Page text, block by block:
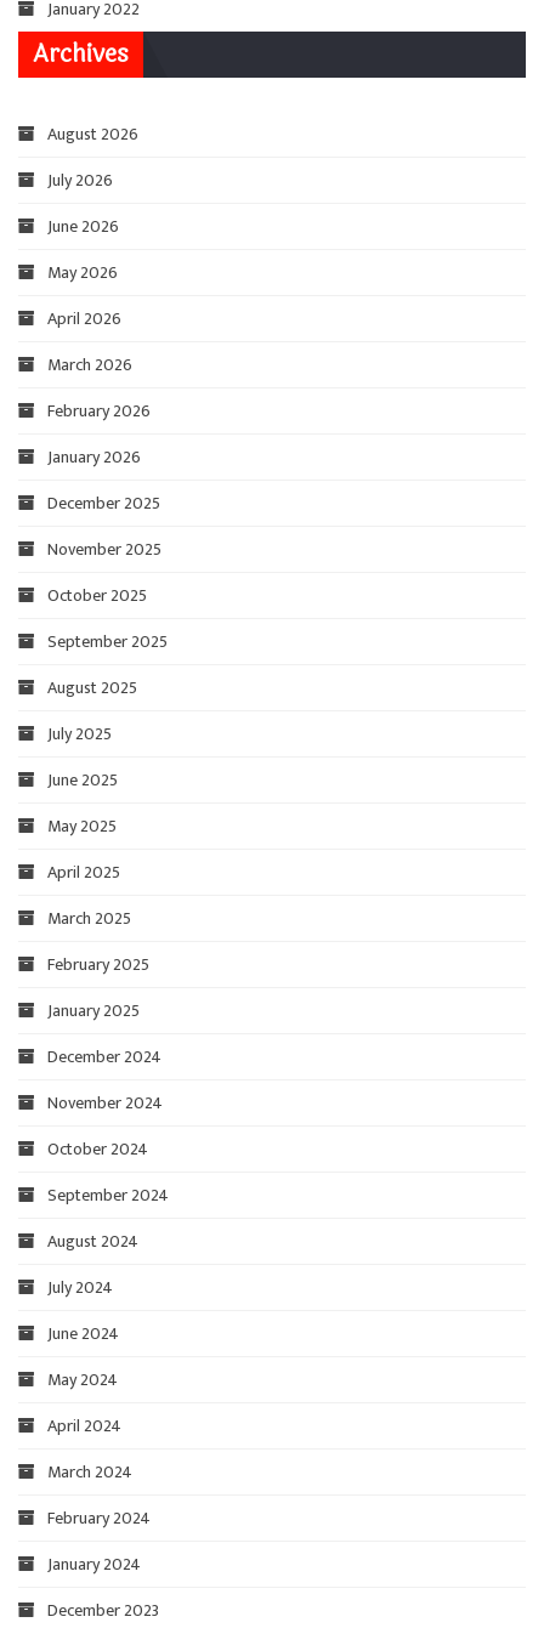
January 2022
Archives
August 2026
July 2026
June 2026
May 2026
April 2026
March 2026
February 2026
January 2026
December 2025
November 2025
October 2025
September 2025
August 2025
July 2025
June 2025
May 2025
April 2025
March 2025
February 2025
January 2025
December 2024
November 2024
October 2024
September 2024
August 2024
July 2024
June 2024
May 2024
April 2024
March 2024
February 2024
January 2024
December 2023